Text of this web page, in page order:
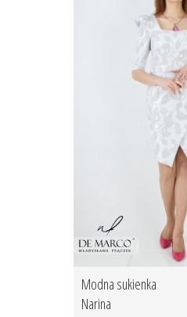
Modna sukienka
Narina